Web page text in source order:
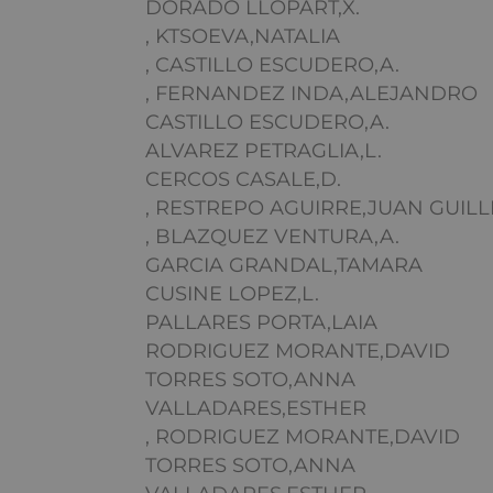
DORADO LLOPART,X.
, KTSOEVA,NATALIA
, CASTILLO ESCUDERO,A.
, FERNANDEZ INDA,ALEJANDRO
CASTILLO ESCUDERO,A.
ALVAREZ PETRAGLIA,L.
CERCOS CASALE,D.
, RESTREPO AGUIRRE,JUAN
, BLAZQUEZ VENTURA,A.
GARCIA GRANDAL,TAMARA
CUSINE LOPEZ,L.
PALLARES PORTA,LAIA
RODRIGUEZ MORANTE,DAVID
TORRES SOTO,ANNA
VALLADARES,ESTHER
, RODRIGUEZ MORANTE,DAVID
TORRES SOTO,ANNA